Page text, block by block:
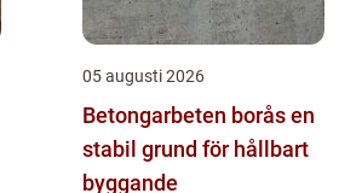
05 augusti 2026
Betongarbeten borås en
stabil grund för hållbart
byggande